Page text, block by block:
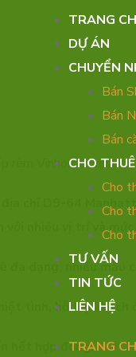
TRANG
DỰ ÁN
CHUYỂN
Bán
Bán
Bán
CHO
Cho
Cho
Cho
TƯ VẤN
TIN TỨC
LIÊN HỆ
TRANG
rèm Vinhomes quận 9
địa chỉ D9-64
với nhiều vị trí và
đa dạng, nhiều
tình, hỗ trợ khách
hết hợp đồng.